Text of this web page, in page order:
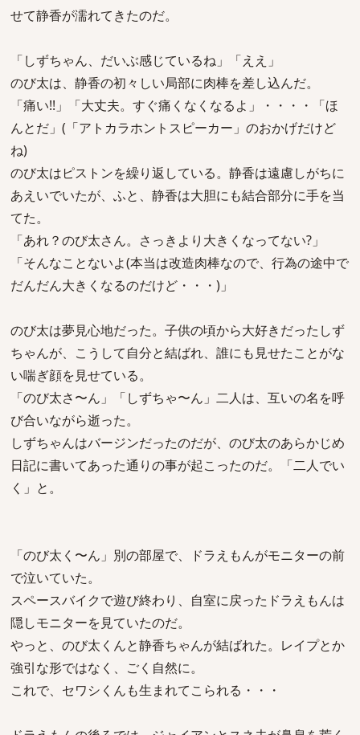
せて静香が濡れてきたのだ。
「しずちゃん、だいぶ感じているね」「ええ」
のび太は、静香の初々しい局部に肉棒を差し込んだ。
「痛い!!」「大丈夫。すぐ痛くなくなるよ」・・・・「ほ
んとだ」(「アトカラホントスピーカー」のおかげだけど
ね)
のび太はピストンを繰り返している。静香は遠慮しがちに
あえいでいたが、ふと、静香は大胆にも結合部分に手を当
てた。
「あれ？のび太さん。さっきより大きくなってない?」
「そんなことないよ(本当は改造肉棒なので、行為の途中で
だんだん大きくなるのだけど・・・)」
のび太は夢見心地だった。子供の頃から大好きだったしず
ちゃんが、こうして自分と結ばれ、誰にも見せたことがな
い喘ぎ顔を見せている。
「のび太さ〜ん」「しずちゃ〜ん」二人は、互いの名を呼
び合いながら逝った。
しずちゃんはバージンだったのだが、のび太のあらかじめ
日記に書いてあった通りの事が起こったのだ。「二人でい
く」と。
「のび太く〜ん」別の部屋で、ドラえもんがモニターの前
で泣いていた。
スペースバイクで遊び終わり、自室に戻ったドラえもんは
隠しモニターを見ていたのだ。
やっと、のび太くんと静香ちゃんが結ばれた。レイプとか
強引な形ではなく、ごく自然に。
これで、セワシくんも生まれてこられる・・・